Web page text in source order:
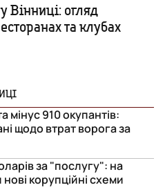
Вінниці: огляд
та клубах
мінус 910 окупантів:
щодо втрат ворога за
за "послугу": на
корупційні схеми